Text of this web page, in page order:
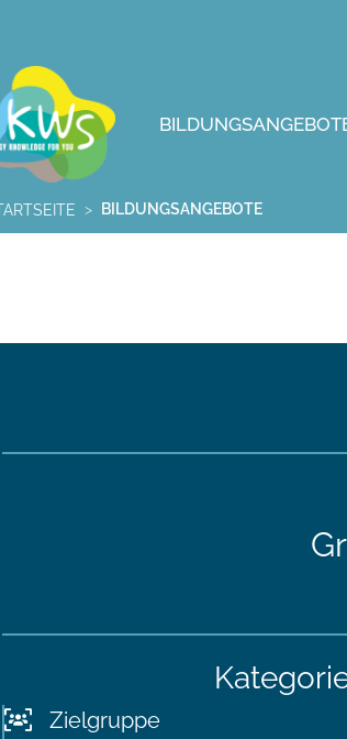
BILDUNGSANGEBOTE
Zielgruppe